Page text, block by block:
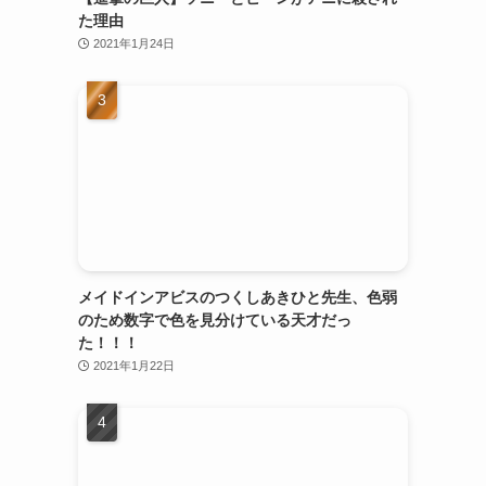
た理由
2021年1月24日
メイドインアビスのつくしあきひと先生、色弱
のため数字で色を見分けている天才だっ
た！！！
2021年1月22日